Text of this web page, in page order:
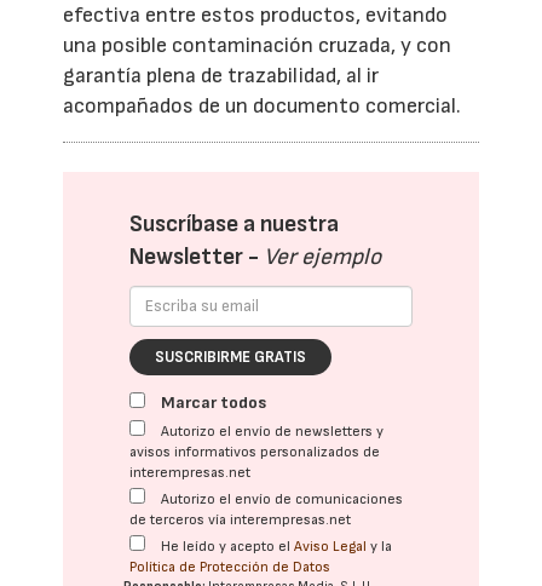
efectiva entre estos productos, evitando
una posible contaminación cruzada, y con
garantía plena de trazabilidad, al ir
acompañados de un documento comercial.
Suscríbase a nuestra
Newsletter - Ver ejemplo
SUSCRIBIRME GRATIS
Marcar todos
Autorizo el envío de newsletters y
avisos informativos personalizados de
interempresas.net
Autorizo el envío de comunicaciones
de terceros vía interempresas.net
He leído y acepto elAviso Legal y la
Política de Protección de Datos